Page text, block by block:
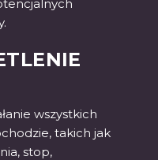
wszystkich
takich jak
stop,